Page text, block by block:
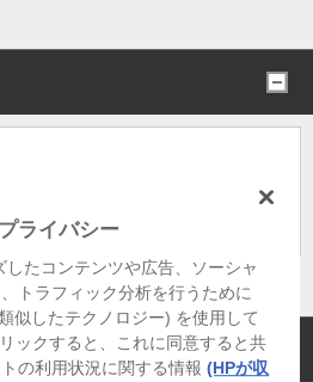
ライバシー
たコンテンツや広告、ソーシャ
トラフィック分析を行うために
似したテクノロジー) を使用して
ックすると、これに同意すると共
の利用状況に関する情報(HPが収